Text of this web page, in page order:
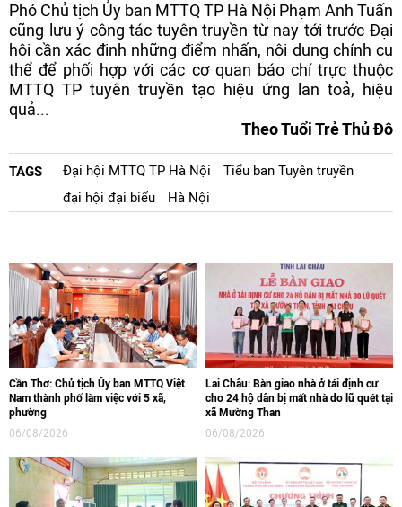
Phó Chủ tịch Ủy ban MTTQ TP Hà Nội Phạm Anh Tuấn
cũng lưu ý công tác tuyên truyền từ nay tới trước Đại
hội cần xác định những điểm nhấn, nội dung chính cụ
thể để phối hợp với các cơ quan báo chí trực thuộc
MTTQ TP tuyên truyền tạo hiệu ứng lan toả, hiệu
quả...
Theo Tuổi Trẻ Thủ Đô
TAGS Đại hội MTTQ TP Hà Nội
Tiểu ban Tuyên truyền
đại hội đại biểu
Hà Nội
Cần Thơ: Chủ tịch Ủy ban MTTQ Việt
Nam thành phố làm việc với 5 xã,
phường
06/08/2026
Lai Châu: Bàn giao nhà ở tái định cư
cho 24 hộ dân bị mất nhà do lũ quét tại
xã Mường Than
06/08/2026